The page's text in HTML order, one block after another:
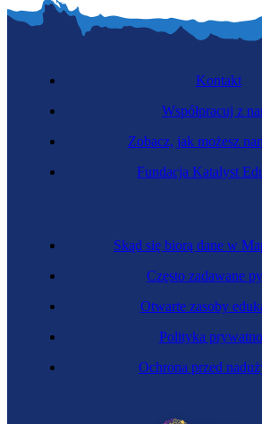
Kierowniczka projektu
Skąd się biorą dane w
Często zadawane
Otwarte zasoby
Polityka
Ochrona przed
Kontakt
Współpracuj z
Zobacz, jak możesz
Fundacja Katalyst